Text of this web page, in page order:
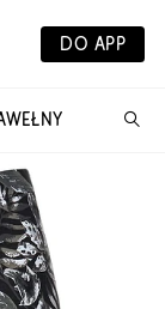
DO APP